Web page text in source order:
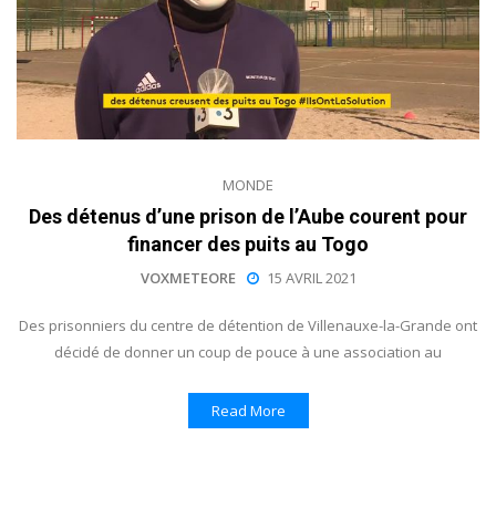
MONDE
Des détenus d’une prison de l’Aube courent pour
financer des puits au Togo
VOXMETEORE 15 AVRIL 2021
Des prisonniers du centre de détention de Villenauxe-la-Grande ont
décidé de donner un coup de pouce à une association au
Read More